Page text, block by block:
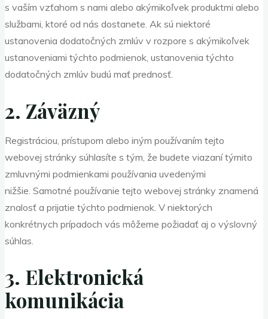
s vaším vzťahom s nami alebo akýmikoľvek produktmi alebo
službami, ktoré od nás dostanete. Ak sú niektoré
ustanovenia dodatočných zmlúv v rozpore s akýmikoľvek
ustanoveniami týchto podmienok, ustanovenia týchto
dodatočných zmlúv budú mať prednosť.
2. Záväzný
Registráciou, prístupom alebo iným používaním tejto
webovej stránky súhlasíte s tým, že budete viazaní týmito
zmluvnými podmienkami používania uvedenými
nižšie. Samotné používanie tejto webovej stránky znamená
znalosť a prijatie týchto podmienok. V niektorých
konkrétnych prípadoch vás môžeme požiadať aj o výslovný
súhlas.
3. Elektronická
komunikácia